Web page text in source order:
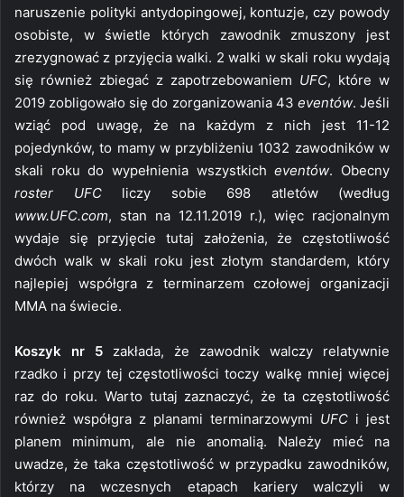
naruszenie polityki antydopingowej, kontuzje, czy powody
osobiste, w świetle których zawodnik zmuszony jest
zrezygnować z przyjęcia walki. 2 walki w skali roku wydają
się również zbiegać z zapotrzebowaniem UFC, które w
2019 zobligowało się do zorganizowania 43 eventów. Jeśli
wziąć pod uwagę, że na każdym z nich jest 11-12
pojedynków, to mamy w przybliżeniu 1032 zawodników w
skali roku do wypełnienia wszystkicheventów. Obecny
roster UFCliczy sobie 698 atletów (według
www.UFC.com, stan na 12.11.2019 r.), więc racjonalnym
wydaje się przyjęcie tutaj założenia, że częstotliwość
dwóch walk w skali roku jest złotym standardem, który
najlepiej współgra z terminarzem czołowej organizacji
MMA na świecie.
Koszyk nr 5 zakłada, że zawodnik walczy relatywnie
rzadko i przy tej częstotliwości toczy walkę mniej więcej
raz do roku. Warto tutaj zaznaczyć, że ta częstotliwość
również współgra z planami terminarzowymi UFC i jest
planem minimum, ale nie anomalią. Należy mieć na
uwadze, że taka częstotliwość w przypadku zawodników,
którzy na wczesnych etapach kariery walczyli w